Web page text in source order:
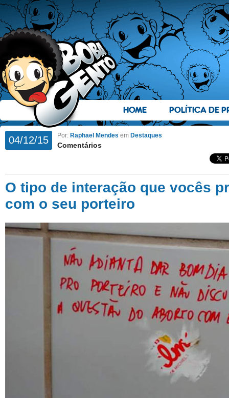
HOME POLÍTICA DE
04/12/15 Por: Raphael Mendes em Destaques
Comentários
O tipo de interação que vocês
com o seu porteiro